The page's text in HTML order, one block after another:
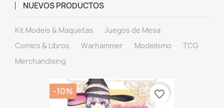
NUEVOS PRODUCTOS
Kit Models & Maquetas
Juegos de Mesa
Comics & Libros
Warhammer Modelismo
TCG
Merchandising
-10% favorite_border